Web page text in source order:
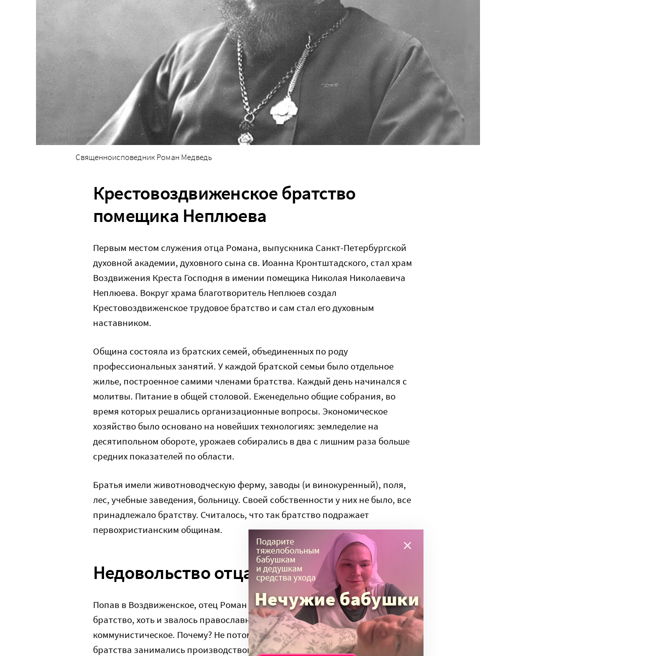
Священноисповедник Роман Медведь
Крестовоздвиженское братство
помещика Неплюева
Первым местом служения отца Романа, выпускника Санкт-Петербургской
духовной академии, духовного сына св. Иоанна Кронтштадского, стал храм
Воздвижения Креста Господня в имении помещика Николая Николаевича
Неплюева. Вокруг храма благотворитель Неплюев создал
Крестовоздвиженское трудовое братство и сам стал его духовным
наставником.
Община состояла из братских семей, объединенных по роду
профессиональных занятий. У каждой братской семьи было отдельное
жилье, построенное самими членами братства. Каждый день начинался с
молитвы. Питание в общей столовой. Еженедельно общие собрания, во
время которых решались организационные вопросы. Экономическое
хозяйство было основано на новейших технологиях: земледелие на
десятипольном обороте, урожаев собирались в два с лишним раза больше
средних показателей по области.
Братья имели животноводческую ферму, заводы (и винокуренный), поля,
лес, учебные заведения, больницу. Своей собственности у них не было, все
принадлежало братству. Считалось, что так братство подражает
первохристианским общинам.
Недовольство отца Романа
Попав в Воздвиженское, отец Роман сразу заметил разницу: неплюевское
братство, хоть и звалось православным, больше смахивало на
коммунистическое. Почему? Не потому, конечно, что члены православного
братства занимались производством и продажей спиртосодержащей